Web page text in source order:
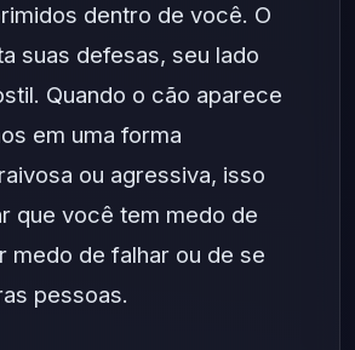
dentro de você. O
suas defesas, seu lado
Quando o cão aparece
em uma forma
ou agressiva, isso
que você tem medo de
medo de falhar ou de se
pessoas.